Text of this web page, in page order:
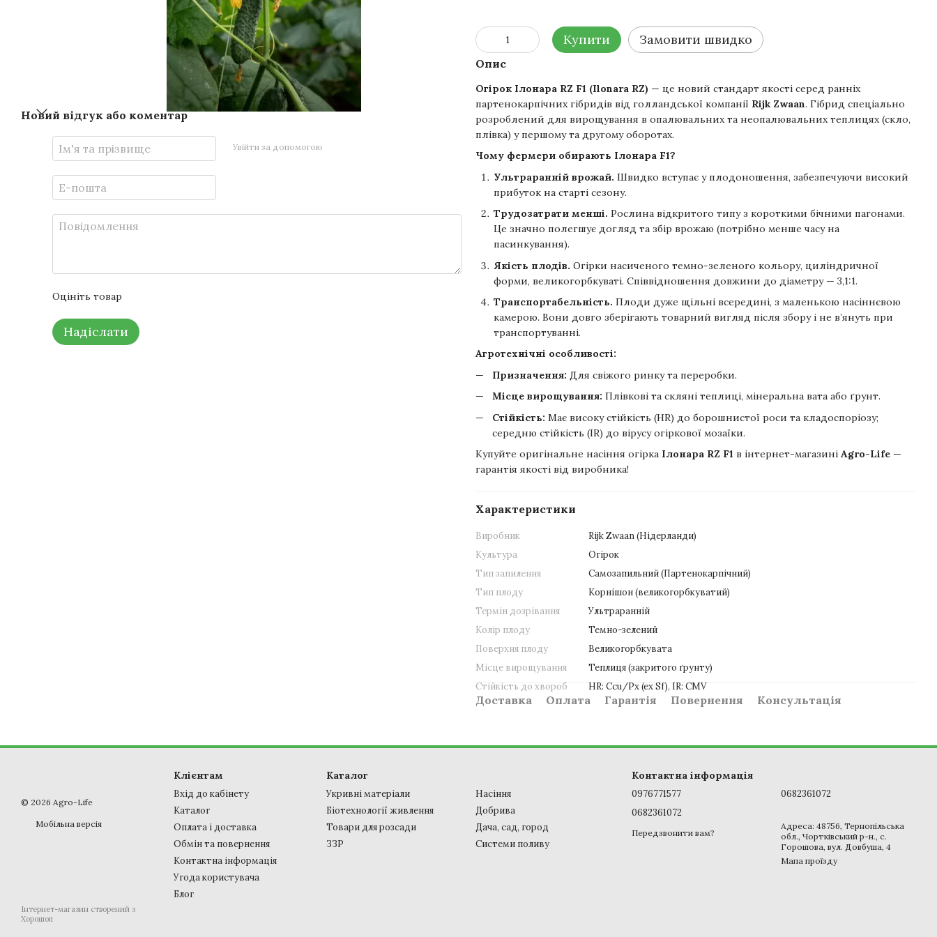
Новий відгук або коментар
Увійти за допомогою
Оцініть товар
Надіслати
Купити Замовити швидко
Опис
Огірок Ілонара RZ F1 (Ilonara RZ) — це новий стандарт якості серед ранніх
партенокарпічних гібридів від голландської компанії Rijk Zwaan. Гібрид спеціально
розроблений для вирощування в опалювальних та неопалювальних теплицях (скло,
плівка) у першому та другому оборотах.
Чому фермери обирають Ілонара F1?
Ультраранній врожай. Швидко вступає у плодоношення, забезпечуючи високий
прибуток на старті сезону.
Трудозатрати менші. Рослина відкритого типу з короткими бічними пагонами.
Це значно полегшує догляд та збір врожаю (потрібно менше часу на
пасинкування).
Якість плодів. Огірки насиченого темно-зеленого кольору, циліндричної
форми, великогорбкуваті. Співвідношення довжини до діаметру — 3,1:1.
Транспортабельність. Плоди дуже щільні всередині, з маленькою насіннєвою
камерою. Вони довго зберігають товарний вигляд після збору і не в’януть при
транспортуванні.
Агротехнічні особливості:
Призначення: Для свіжого ринку та переробки.
Місце вирощування: Плівкові та скляні теплиці, мінеральна вата або ґрунт.
Стійкість: Має високу стійкість (HR) до борошнистої роси та кладоспоріозу;
середню стійкість (IR) до вірусу огіркової мозаїки.
Купуйте оригінальне насіння огірка Ілонара RZ F1 в інтернет-магазині Agro-Life —
гарантія якості від виробника!
Характеристики
Виробник
Rijk Zwaan (Нідерланди)
Культура
Огірок
Тип запилення
Самозапильний (Партенокарпічний)
Тип плоду
Корнішон (великогорбкуватий)
Термін дозрівання
Ультраранній
Колір плоду
Темно-зелений
Поверхня плоду
Великогорбкувата
Місце вирощування
Теплиця (закритого ґрунту)
Стійкість до хвороб
HR: Ccu/Px (ex Sf), IR: CMV
Доставка Оплата Гарантія Повернення Консультація
© 2026 Agro-Life
Мобільна версія
Інтернет-магазин створений з
Хорошоп
Клієнтам
Вхід до кабінету
Каталог
Оплата і доставка
Обмін та повернення
Контактна інформація
Угода користувача
Блог
Каталог
Укривні матеріали
Біотехнології живлення
Товари для розсади
ЗЗР
Насіння
Добрива
Дача, сад, город
Системи поливу
Контактна інформація
0976771577
0682361072
Передзвонити вам?
0682361072
Адреса: 48756, Тернопільська
обл., Чортківський р-н., с.
Горошова, вул. Довбуша, 4
Мапа проїзду